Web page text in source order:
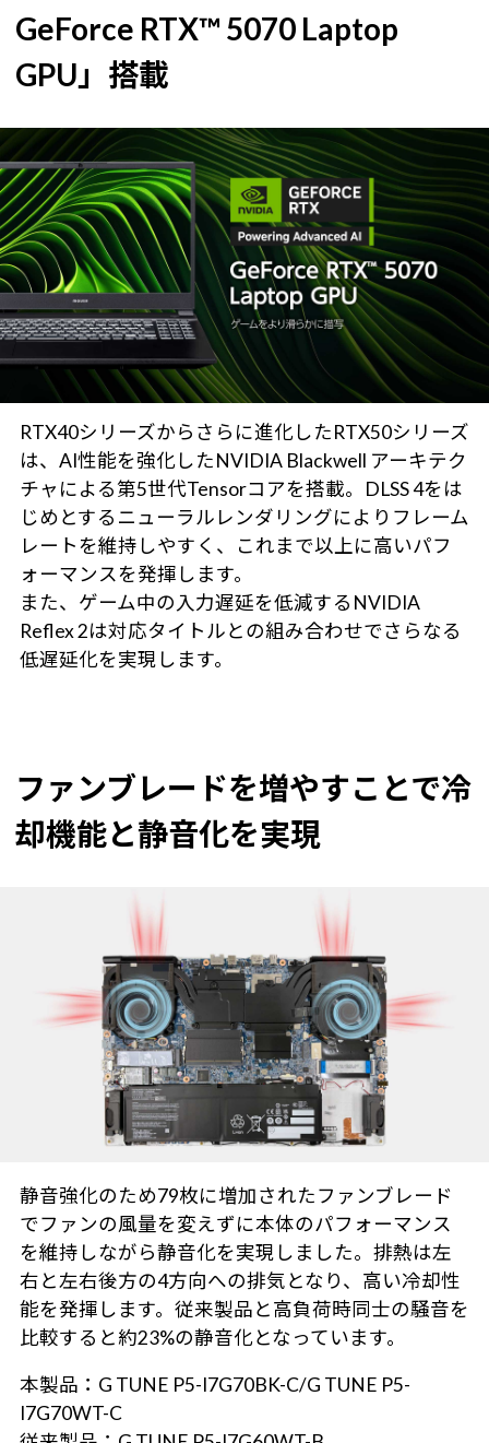
GeForce RTX™ 5070 Laptop
GPU」搭載
RTX40シリーズからさらに進化したRTX50シリーズ
は、AI性能を強化したNVIDIA Blackwell アーキテク
チャによる第5世代Tensorコアを搭載。DLSS 4をは
じめとするニューラルレンダリングによりフレーム
レートを維持しやすく、これまで以上に高いパフ
ォーマンスを発揮します。
また、ゲーム中の入力遅延を低減するNVIDIA
Reflex 2は対応タイトルとの組み合わせでさらなる
低遅延化を実現します。
ファンブレードを増やすことで冷
却機能と静音化を実現
静音強化のため79枚に増加されたファンブレード
でファンの風量を変えずに本体のパフォーマンス
を維持しながら静音化を実現しました。排熱は左
右と左右後方の4方向への排気となり、高い冷却性
能を発揮します。従来製品と高負荷時同士の騒音を
比較すると約23%の静音化となっています。
本製品：G TUNE P5-I7G70BK-C/G TUNE P5-
I7G70WT-C